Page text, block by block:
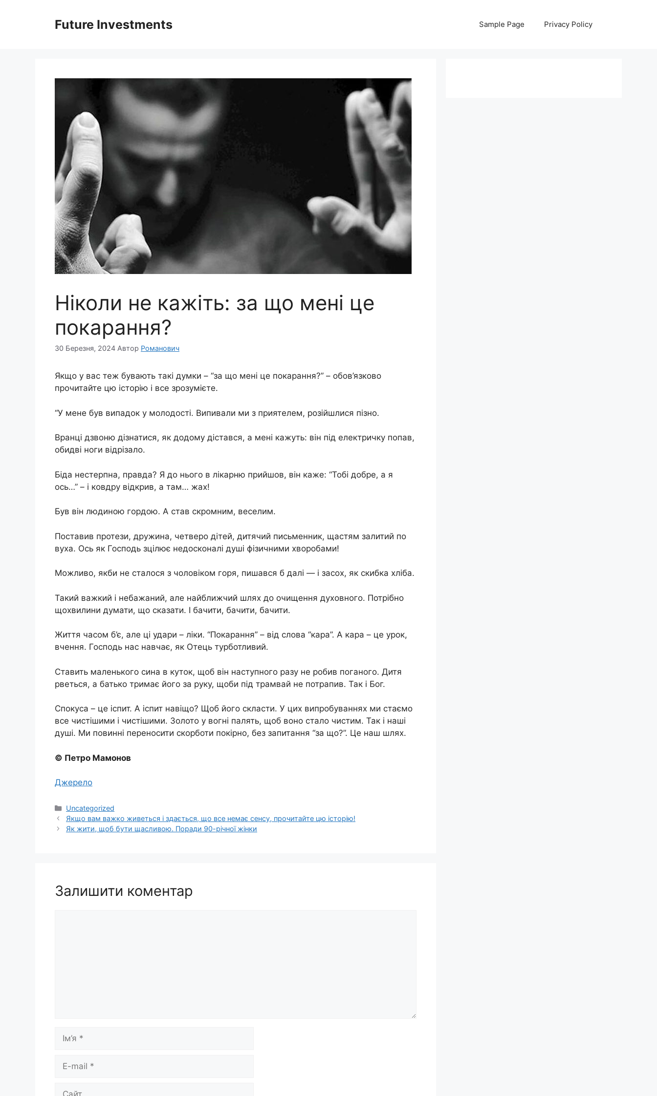
Future Investments Sample Page Privacy Policy
Ніколи не кажіть: за що мені це
покарання?
30 Березня, 2024 Автор Романович
Якщо у вас теж бувають такі думки – “за що мені це покарання?” – обов’язково
прочитайте цю історію і все зрозумієте.
“У мене був випадок у молодості. Випивали ми з приятелем, розійшлися пізно.
Вранці дзвоню дізнатися, як додому дістався, а мені кажуть: він під електричку попав,
обидві ноги відрізало.
Біда нестерпна, правда? Я до нього в лікарню прийшов, він каже: “Тобі добре, а я
ось…” – і ковдру відкрив, а там… жах!
Був він людиною гордою. А став скромним, веселим.
Поставив протези, дружина, четверо дітей, дитячий письменник, щастям залитий по
вуха. Ось як Господь зцілює недосконалі душі фізичними хворобами!
Можливо, якби не сталося з чоловіком горя, пишався б далі — і засох, як скибка хліба.
Такий важкий і небажаний, але найближчий шлях до очищення духовного. Потрібно
щохвилини думати, що сказати. І бачити, бачити, бачити.
Життя часом б’є, але ці удари – ліки. “Покарання” – від слова “кара”. А кара – це урок,
вчення. Господь нас навчає, як Отець турботливий.
Ставить маленького сина в куток, щоб він наступного разу не робив поганого. Дитя
рветься, а батько тримає його за руку, щоби під трамвай не потрапив. Так і Бог.
Спокуса – це іспит. А іспит навіщо? Щоб його скласти. У цих випробуваннях ми стаємо
все чистішими і чистішими. Золото у вогні палять, щоб воно стало чистим. Так і наші
душі. Ми повинні переносити скорботи покірно, без запитання “за що?”. Це наш шлях.
© Петро Мамонов
Джерело
Категорії
Uncategorized
Якщо вам важко живеться і здається, що все немає сенсу, прочитайте цю історію!
Як жити, щоб бути щасливою. Поради 90-річної жінки
Залишити коментар
Ім’я
Сайт